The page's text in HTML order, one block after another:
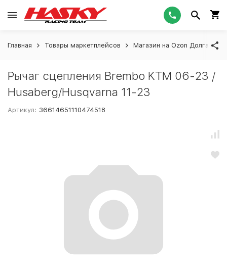
Главная Товары маркетплейсов Магазин на Ozon Долгашева
Рычаг сцепления Brembo KTM 06-23 /
Husaberg/Husqvarna 11-23
Артикул: 36614651110474518